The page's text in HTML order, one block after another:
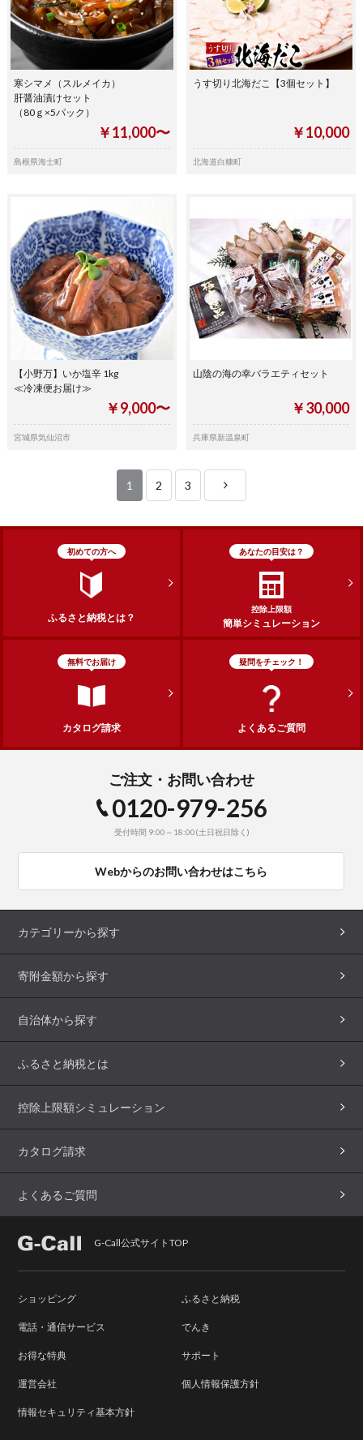
寒シマメ（スルメイカ）
肝醤油漬けセット
（80ｇ×5パック）
￥11,000〜
島根県海士町
うす切り北海だこ【3個セット】
￥10,000
北海道白糠町
【小野万】いか塩辛 1kg
≪冷凍便お届け≫
￥9,000〜
宮城県気仙沼市
山陰の海の幸バラエティセット
￥30,000
兵庫県新温泉町
1 2 3
初めての方へ
ふるさと納税とは？
あなたの目安は？
控除上限額
簡単シミュレーション
無料でお届け
カタログ請求
疑問をチェック！
よくあるご質問
ご注文・お問い合わせ
0120-979-256
受付時間 9:00～18:00(土日祝日除く)
Webからのお問い合わせはこちら
カテゴリーから探す
寄附金額から探す
自治体から探す
ふるさと納税とは
控除上限額シミュレーション
カタログ請求
よくあるご質問
G-Call公式サイトTOP
ショッピング ふるさと納税
電話・通信サービス でんき
お得な特典 サポート
運営会社 個人情報保護方針
情報セキュリティ基本方針